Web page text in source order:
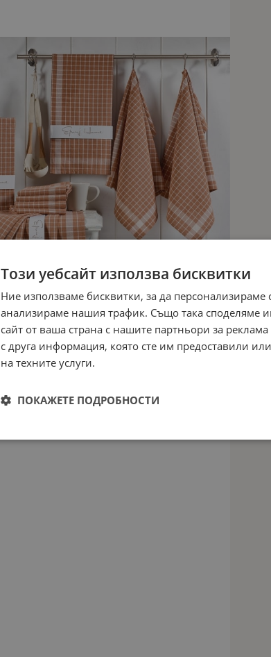
Този уебсайт използва бисквитки
Ние използваме бисквитки, за да
анализираме нашия трафик. Също така споделяме
сайт от ваша страна с нашите партньори за
с друга информация, която сте им предоставили
на техните услуги.
ПОКАЖЕТЕ ПОДРОБНОСТИ